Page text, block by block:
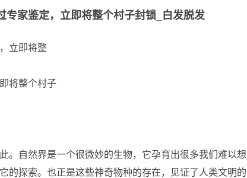
专家鉴定，立即将整个村子封锁_白发脱发
立即将整
将整个村子
。自然界是一个很微妙的生物，它孕育出很多我们难以想
的探索。也正是这些神奇物种的存在，见证了人类文明的